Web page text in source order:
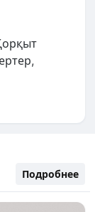
Подробнее